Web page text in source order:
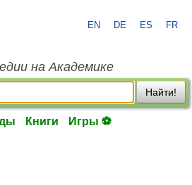
EN DE ES FR
на Академике
Найти!
Книги Игры ⚽